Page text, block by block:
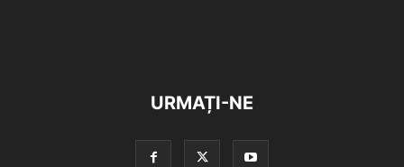
URMAȚI-NE